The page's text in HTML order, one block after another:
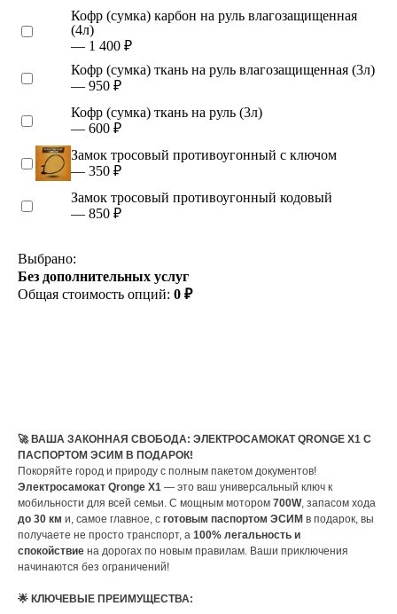
Кофр (сумка) карбон на руль влагозащищенная
(4л)
— 1 400 ₽
Кофр (сумка) ткань на руль влагозащищенная (3л)
— 950 ₽
Кофр (сумка) ткань на руль (3л)
— 600 ₽
Замок тросовый противоугонный с ключом
— 350 ₽
Замок тросовый противоугонный кодовый
— 850 ₽
Выбрано:
Без дополнительных услуг
Общая стоимость опций: 0 ₽
🚀 ВАША ЗАКОННАЯ СВОБОДА: ЭЛЕКТРОСАМОКАТ QRONGE X1 С
ПАСПОРТОМ ЭСИМ В ПОДАРОК!
Покоряйте город и природу с полным пакетом документов!
Электросамокат Qronge X1 — это ваш универсальный ключ к
мобильности для всей семьи. С мощным мотором 700W, запасом хода
до 30 км и, самое главное, с готовым паспортом ЭСИМ в подарок, вы
получаете не просто транспорт, а 100% легальность и
спокойствие на дорогах по новым правилам. Ваши приключения
начинаются без ограничений!
🌟 КЛЮЧЕВЫЕ ПРЕИМУЩЕСТВА: